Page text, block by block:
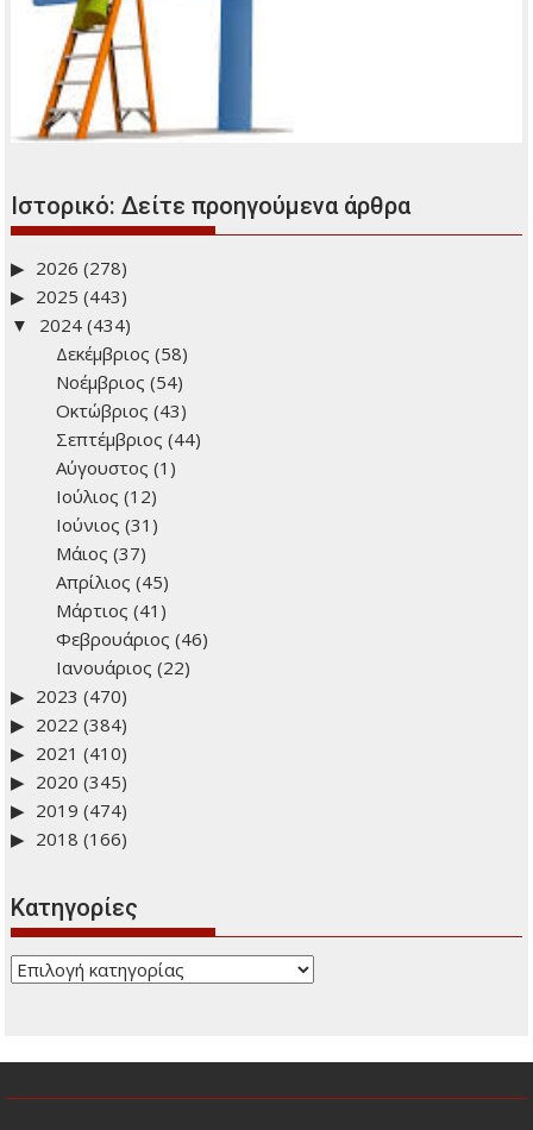
Ιστορικό: Δείτε προηγούμενα άρθρα
2026 (278)
2025 (443)
2024 (434)
Δεκέμβριος (58)
Νοέμβριος (54)
Οκτώβριος (43)
Σεπτέμβριος (44)
Αύγουστος (1)
Ιούλιος (12)
Ιούνιος (31)
Μάιος (37)
Απρίλιος (45)
Μάρτιος (41)
Φεβρουάριος (46)
Ιανουάριος (22)
2023 (470)
2022 (384)
2021 (410)
2020 (345)
2019 (474)
2018 (166)
Kατηγορίες
Kατηγορίες